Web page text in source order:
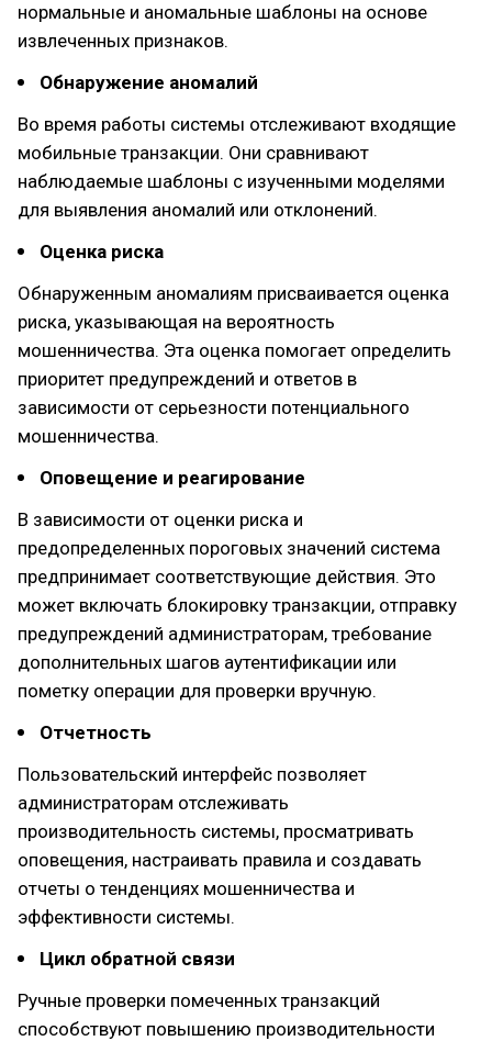
нормальные и аномальные шаблоны на основе
извлеченных признаков.
Обнаружение аномалий
Во время работы системы отслеживают входящие
мобильные транзакции. Они сравнивают
наблюдаемые шаблоны с изученными моделями
для выявления аномалий или отклонений.
Оценка риска
Обнаруженным аномалиям присваивается оценка
риска, указывающая на вероятность
мошенничества. Эта оценка помогает определить
приоритет предупреждений и ответов в
зависимости от серьезности потенциального
мошенничества.
Оповещение и реагирование
В зависимости от оценки риска и
предопределенных пороговых значений система
предпринимает соответствующие действия. Это
может включать блокировку транзакции, отправку
предупреждений администраторам, требование
дополнительных шагов аутентификации или
пометку операции для проверки вручную.
Отчетность
Пользовательский интерфейс позволяет
администраторам отслеживать
производительность системы, просматривать
оповещения, настраивать правила и создавать
отчеты о тенденциях мошенничества и
эффективности системы.
Цикл обратной связи
Ручные проверки помеченных транзакций
способствуют повышению производительности